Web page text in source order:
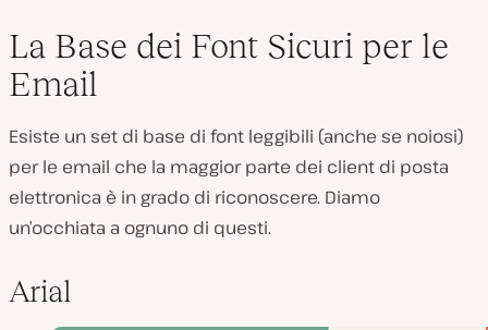
La Base dei Font Sicuri per le
Email
Esiste un set di base di font leggibili (anche se noiosi)
per le email che la maggior parte dei client di posta
elettronica è in grado di riconoscere. Diamo
un’occhiata a ognuno di questi.
Arial